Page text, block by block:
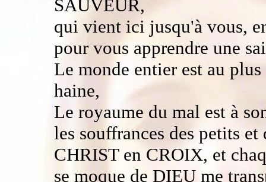
SAUVEUR,
qui vient ici jusqu'à vous,
pour vous apprendre une
Le monde entier est au
haine,
Le royaume du mal est à
les souffrances des petits
CHRIST en CROIX, et
se moque de DIEU me